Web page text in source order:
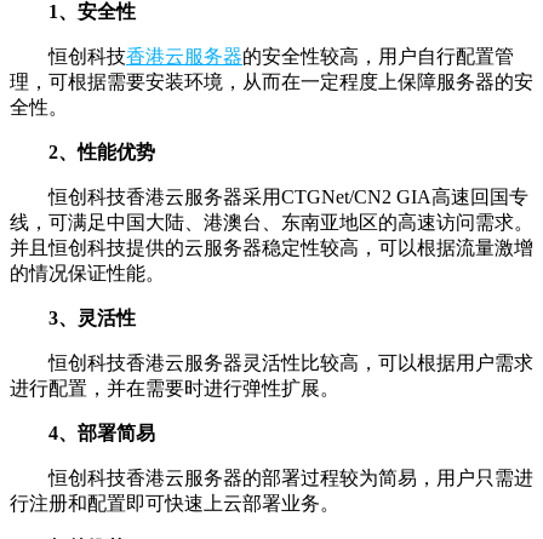
1、安全性
恒创科技香港云服务器的安全性较高，用户自行配置管
理，可根据需要安装环境，从而在一定程度上保障服务器的安
全性。
2、性能优势
恒创科技香港云服务器采用CTGNet/CN2 GIA高速回国专
线，可满足中国大陆、港澳台、东南亚地区的高速访问需求。
并且恒创科技提供的云服务器稳定性较高，可以根据流量激增
的情况保证性能。
3、灵活性
恒创科技香港云服务器灵活性比较高，可以根据用户需求
进行配置，并在需要时进行弹性扩展。
4、部署简易
恒创科技香港云服务器的部署过程较为简易，用户只需进
行注册和配置即可快速上云部署业务。